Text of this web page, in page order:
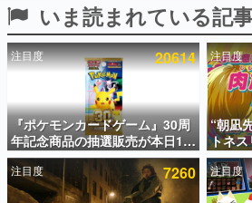
ピックアップ
電ファミのいま読まれている記事ランキ
アプリセール情報
インタビュー
連載・特集一覧
いま読まれている記
注目度 20614
『ポケモンカードゲーム』30周
年記念商品の抽選販売が本日12
時より開始。拡張パック「30th
CELEBRATION」のボックス
に、「プレミアムデッキセット
注目度
“朝凪
トネ
れ！
ペー
CVは
注目度 7260 注目度